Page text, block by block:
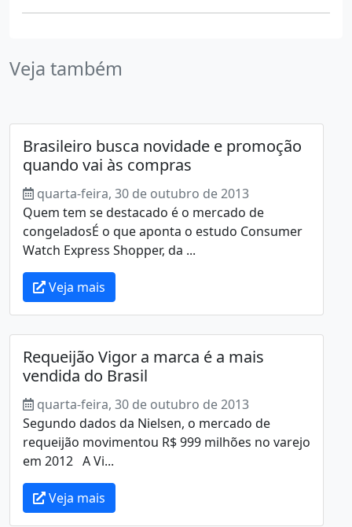
Veja também
Brasileiro busca novidade e promoção
quando vai às compras
quarta-feira, 30 de outubro de 2013
Quem tem se destacado é o mercado de
congeladosÉ o que aponta o estudo Consumer
Watch Express Shopper, da ...
Veja mais
Requeijão Vigor a marca é a mais
vendida do Brasil
quarta-feira, 30 de outubro de 2013
Segundo dados da Nielsen, o mercado de
requeijão movimentou R$ 999 milhões no varejo
em 2012 A Vi...
Veja mais